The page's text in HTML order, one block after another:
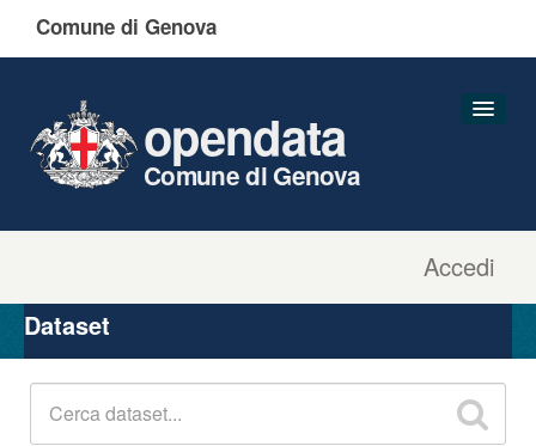
Comune di Genova
Accedi
opendata
Comune di Genova
Organizzazioni
Gruppi
Dataset